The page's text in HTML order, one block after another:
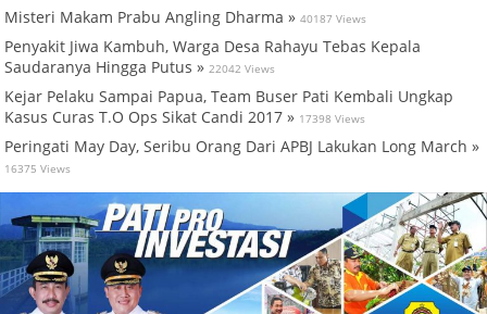
Misteri Makam Prabu Angling Dharma » 40187 Views
Penyakit Jiwa Kambuh, Warga Desa Rahayu Tebas Kepala
Saudaranya Hingga Putus » 22042 Views
Kejar Pelaku Sampai Papua, Team Buser Pati Kembali Ungkap
Kasus Curas T.O Ops Sikat Candi 2017 » 17398 Views
Peringati May Day, Seribu Orang Dari APBJ Lakukan Long March »
16375 Views